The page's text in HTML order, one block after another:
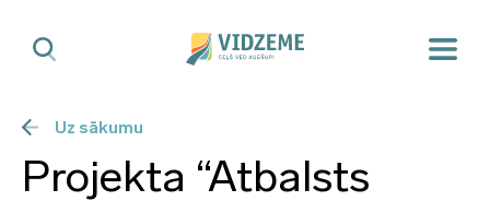
Uz sākumu
Projekta “Atbalsts